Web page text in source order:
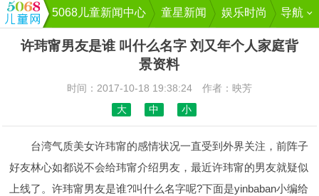
5068儿童新闻中心 童星新闻 娱乐时尚 导航
许玮甯男友是谁 叫什么名字 刘又年个人家庭背
景资料
时间：2017-10-18 19:38:24 作者：映芳
大 中 小
台湾气质美女许玮甯的感情状况一直受到外界关注，前阵子
好友林心如都说不会给玮甯介绍男友，最近许玮甯的男友就疑似
上线了。许玮甯男友是谁?叫什么名字呢?下面是yinbaban小编给